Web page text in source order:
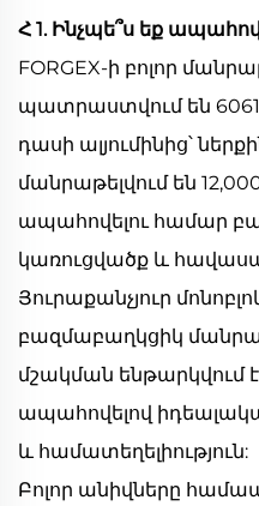
Հ 1. Ինչպե՞ս եք
FORGEX-ի բոլոր
պատրաստվում են
դասի ալյումինից՝
մանրաթելվում են
ապահովելու համար
կառուցվածք և
Յուրաքանչյուր
բազմաբաղկցիկ
մշակման ենթարկվում է
ապահովելով
և համատեղելիություն:
Բոլոր անիվները